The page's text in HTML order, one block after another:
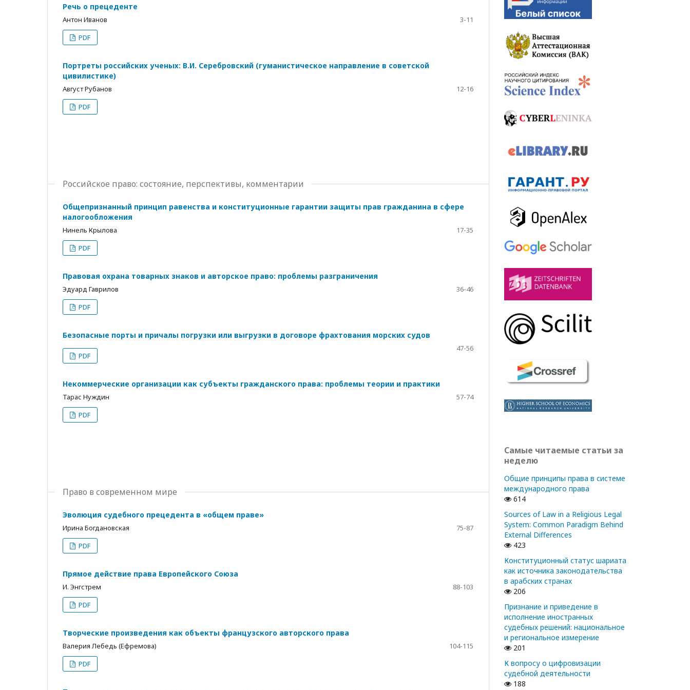
Речь о прецеденте
Антон Иванов
3-11
PDF
Портреты российских ученых: В.И. Серебровский (гуманистическое направление в советской
цивилистике)
Август Рубанов
12-16
PDF
Российское право: состояние, перспективы, комментарии
Общепризнанный принцип равенства и конституционные гарантии защиты прав гражданина в сфере
налогообложения
Нинель Крылова
17-35
PDF
Правовая охрана товарных знаков и авторское право: проблемы разграничения
Эдуард Гаврилов
36-46
PDF
Безопасные порты и причалы погрузки или выгрузки в договоре фрахтования морских судов
47-56
PDF
Некоммерческие организации как субъекты гражданского права: проблемы теории и практики
Тарас Нуждин
57-74
PDF
Право в современном мире
Эволюция судебного прецедента в «общем праве»
Ирина Богдановская
75-87
PDF
Прямое действие права Европейского Союза
И. Энгстрем
88-103
PDF
Творческие произведения как объекты французского авторского права
Валерия Лебедь (Ефремова)
104-115
PDF
Самые читаемые статьи за
неделю
Общие принципы права в системе
международного права
614
Sources of Law in a Religious Legal
System: Common Paradigm Behind
External Differences
423
Конституционный статус шариата
как источника законодательства
в арабских странах
206
Признание и приведение в
исполнение иностранных
судебных решений: национальное
и региональное измерение
201
К вопросу о цифровизации
судебной деятельности
188